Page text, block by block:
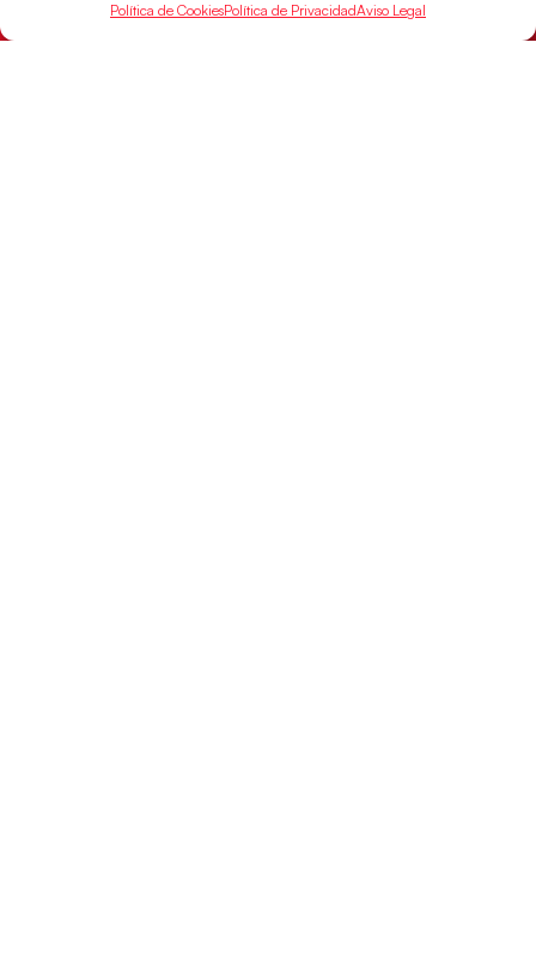
Política de CookiesPolítica de PrivacidadAviso Legal